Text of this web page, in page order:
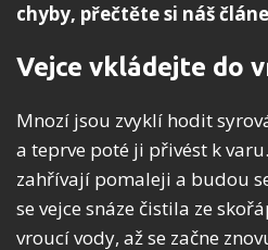
chyby, přečtěte si náš
Vejce vkládejte do
Mnozí jsou zvyklí hodit
a teprve poté ji přivést k
zahřívají pomaleji a budou
se vejce snáze čistila ze
vroucí vody, až se začne